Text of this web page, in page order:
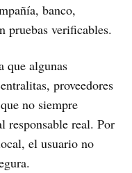
banco,
pruebas verificables.
que algunas
proveedores
no siempre
responsable real. Por
el usuario no